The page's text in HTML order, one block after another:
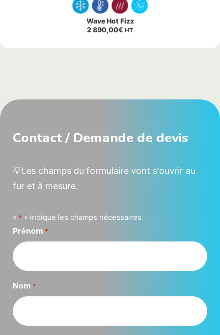
Wave Hot Fizz
2 890,00€ HT
Contact / Demande de devis
💡Les champs du formulaire vont s'ouvrir au
fur et à mesure.
« * » indique les champs nécessaires
Prénom *
Nom *